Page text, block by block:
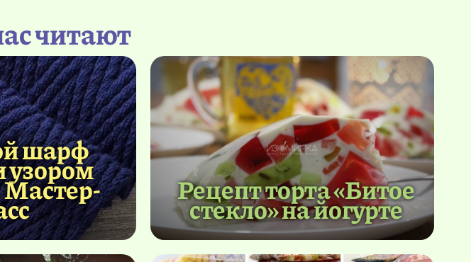
читают
шарф
Мастер- Рецепт торта «Битое
стекло» на йогурте